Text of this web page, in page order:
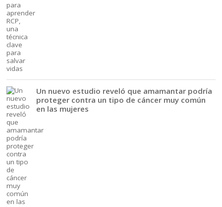
Un nuevo estudio reveló que amamantar podría
proteger contra un tipo de cáncer muy común
en las mujeres